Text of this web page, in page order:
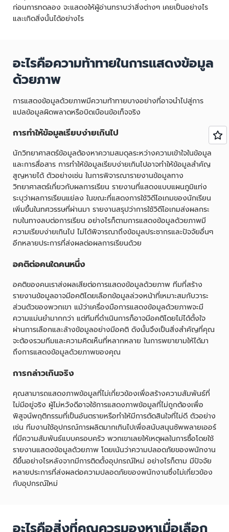
ก่อนการทดลอง จะแสดงให้ผู้อ่านทราบว่าสิ่งต่างๆ เคยเป็นอย่างไร
และเกิดสิ่งนั้นได้อย่างไร
อะไรคือความท้าทายในการแสดงข้อมูล
ด้วยภาพ
การแสดงข้อมูลด้วยภาพมีความท้าทายบางอย่างที่อาจนำไปสู่การ
แปลข้อมูลผิดพลาดหรือบิดเบือนข้อเท็จจริง
การทำให้ข้อมูลเรียบง่ายเกินไป
นักวิทยาศาสตร์ข้อมูลต้องหาความสมดุลระหว่างความเข้าใจในข้อมูล
และการสื่อสาร การทำให้ข้อมูลเรียบง่ายเกินไปอาจทำให้ข้อมูลสำคัญ
สูญหายได้ ตัวอย่างเช่น ในการพิจารณารายงานข้อมูลทาง
วิทยาศาสตร์เกี่ยวกับผลการเรียน รายงานที่แสดงแบบแผนภูมิแท่ง
ระบุว่าผลการเรียนแย่ลง ในขณะที่แสดงการใช้วิดีโอเกมของนักเรียน
เพิ่มขึ้นในทศวรรษที่ผ่านมา รายงานสรุปว่าการใช้วิดีโอเกมส่งผลกระ
ทบในทางลบต่อการเรียน อย่างไรก็ตามการแสดงข้อมูลด้วยภาพมี
ความเรียบง่ายเกินไป ไม่ได้พิจารณาถึงข้อมูลประชากรและปัจจัยอื่นๆ
อีกหลายประการที่ส่งผลต่อผลการเรียนด้วย
อคติต่อคนใดคนหนึ่ง
อคติของคนเราส่งผลเสียต่อการแสดงข้อมูลด้วยภาพ ทีมที่สร้าง
รายงานข้อมูลอาจมีอคติโดยเลือกข้อมูลล่วงหน้าที่เหมาะสมกับวาระ
ส่วนตัวของพวกเขา แม้ว่าเครื่องมือการแสดงข้อมูลด้วยภาพจะมี
ความแม่นยำมากกว่า แต่ทีมที่ดำเนินการก็อาจมีอคติโดยไม่ได้ตั้งใจ
ผ่านการเลือกและล้างข้อมูลอย่างมีอคติ ดังนั้นจึงเป็นสิ่งสำคัญที่คุณ
จะต้องรวมทีมและความคิดเห็นที่หลากหลาย ในการพยายามให้ได้มา
ถึงการแสดงข้อมูลด้วยภาพของคุณ
การกล่าวเกินจริง
คุณสามารถแสดงภาพข้อมูลที่ไม่เกี่ยวข้องเพื่อสร้างความสัมพันธ์ที่
ไม่มีอยู่จริง ผู้ไม่หวังดีอาจใช้การแสดงภาพข้อมูลที่ไม่ถูกต้องเพื่อ
พิสูจน์พฤติกรรมที่เป็นอันตรายหรือทำให้มีการตัดสินใจที่ไม่ดี ตัวอย่าง
เช่น ทีมงานใช้อุปกรณ์การผลิตมากเกินไปเพื่อสนับสนุนซัพพลายเออร์
ที่มีความสัมพันธ์แบบครอบครัว พวกเขาเลยให้เหตุผลในการซื้อโดยใช้
รายงานแสดงข้อมูลด้วยภาพ โดยเน้นว่าความปลอดภัยของพนักงาน
ดีขึ้นอย่างไรหลังจากมีการติดตั้งอุปกรณ์ใหม่ อย่างไรก็ตาม มีปัจจัย
หลายประการที่ส่งผลต่อความปลอดภัยของพนักงานซึ่งไม่เกี่ยวข้อง
กับอุปกรณ์ใหม่